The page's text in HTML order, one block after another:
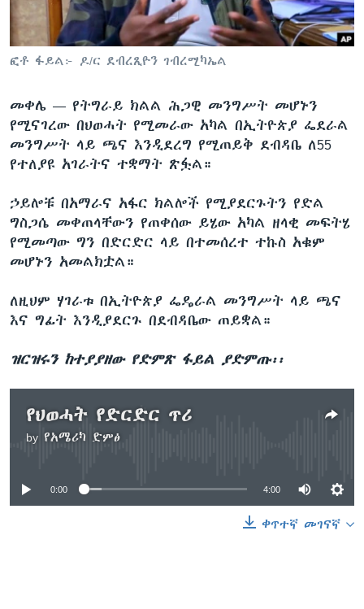
ቋንቋዎች
ፎቶ ፋይል፦ ዶ/ር ደብረጺዮን ገብረሚካኤል
መቀሌ — የትግራይ ክልል ሕጋዊ መንግሥት መሆኑን
የሚናገረው በህወሓት የሚመራው አካል በኢትዮጵያ ፌደራል
መንግሥት ላይ ጫና እንዲደረግ የሚጠይቅ ደብዳቤ ለ55
የተለያዩ አገራትና ተቋማት ጽፏል።
ኃይሎቹ በአማራና አፋር ክልሎች የሚያደርጉትን የድል
ግስጋሴ መቀጠላቸውን የጠቀሰው ይሄው አካል ዘላቂ መፍትሄ
የሚመጣው ግን በድርድር ላይ በተመሰረተ ተኩስ አቁም
መሆኑን አመልክቷል።
ለዚህም ሃገራቱ በኢትዮጵያ ፌዴራል መንግሥት ላይ ጫና
እና ግፊት እንዲያደርጉ በደብዳቤው ጠይቋል።
ዝርዝሩን ከተያያዘው የድምጽ ፋይል ያድምጡ፡፡
የህወሓት የድርድር ጥሪ
by የአሜሪካ ድምፅ
No media source currently available
0:00 4:00
ቀጥተኛ መገናኛ